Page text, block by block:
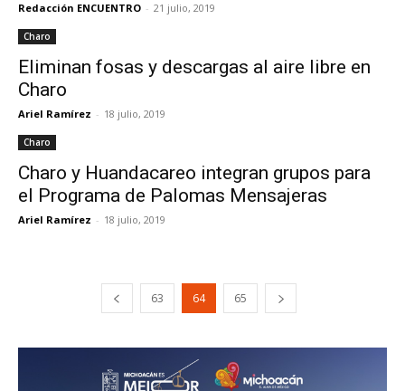
Redacción ENCUENTRO - 21 julio, 2019
Charo
Eliminan fosas y descargas al aire libre en
Charo
Ariel Ramírez - 18 julio, 2019
Charo
Charo y Huandacareo integran grupos para
el Programa de Palomas Mensajeras
Ariel Ramírez - 18 julio, 2019
63 64 65